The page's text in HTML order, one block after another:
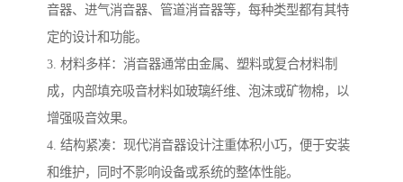
音器、进气消音器、管道消音器等，每种类型都有其特
定的设计和功能。
3. 材料多样：消音器通常由金属、塑料或复合材料制
成，内部填充吸音材料如玻璃纤维、泡沫或矿物棉，以
增强吸音效果。
4. 结构紧凑：现代消音器设计注重体积小巧，便于安装
和维护，同时不影响设备或系统的整体性能。